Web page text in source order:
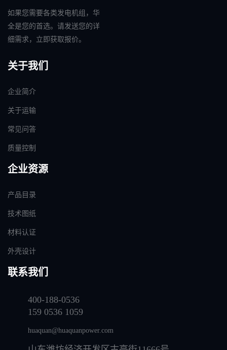
如果您需要各类发电机组，华
全是您的首选。请发送您的详
细需求，立即获取报价。
关于我们
企业简介
关于运输
常见问答
质量控制
企业资源
产品目录
技术图纸
材料认证
外壳设计
联系我们
400-188-0536
159 0536 1059
huaquan@huaquanpower.com